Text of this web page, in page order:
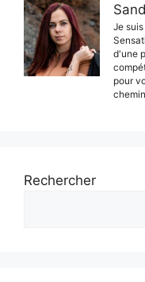
Je
d'une
pour
Rechercher